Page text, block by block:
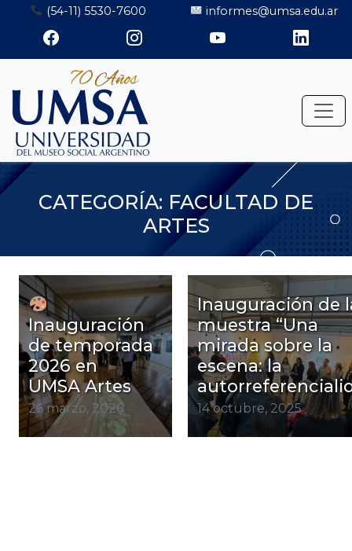
Saltar
contenido
(54-11) 5530-7600 informes@umsa.edu.ar
CATEGORÍA: FACULTAD DE
ARTES
Inauguración
de temporada
2026 en
UMSA Artes
26 marzo, 2026
Inauguración de
muestra “Una
mirada sobre la
escena: la
14 octubre, 2025